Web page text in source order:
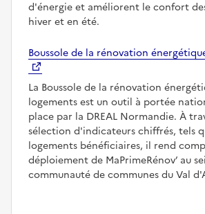
d'énergie et améliorent le confort
hiver et en été.
Boussole de la rénovation
La Boussole de la rénovation
logements est un outil à portée
place par la DREAL Normandie. À
sélection d'indicateurs chiffrés, tels
logements bénéficiaires, il rend
déploiement de MaPrimeRénov’ au
communauté de communes du Val